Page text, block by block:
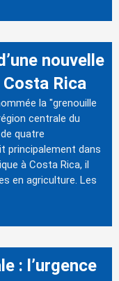
nouvelle
Rica
la "grenouille
centrale du
quatre
principalement dans
à Costa Rica, il
en agriculture. Les
: l’urgence